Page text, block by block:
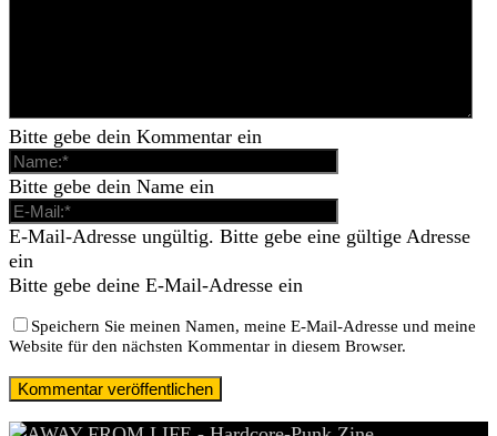
Bitte gebe dein Kommentar ein
Bitte gebe dein Name ein
E-Mail-Adresse ungültig. Bitte gebe eine gültige Adresse
ein
Bitte gebe deine E-Mail-Adresse ein
Speichern Sie meinen Namen, meine E-Mail-Adresse und meine
Website für den nächsten Kommentar in diesem Browser.